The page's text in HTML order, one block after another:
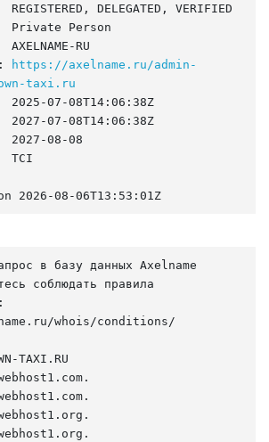
DELEGATED, VERIFIED
Person
RU
https://axelname.ru/admin-
taxi.ru
07-08T14:06:38Z
07-08T14:06:38Z
08-08
TCI
2026-08-06T13:53:01Z
в базу данных Axelname
соблюдать правила
whois/conditions/
TAXI.RU